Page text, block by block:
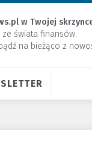
w Twojej
świata finansów.
na bieżąco z